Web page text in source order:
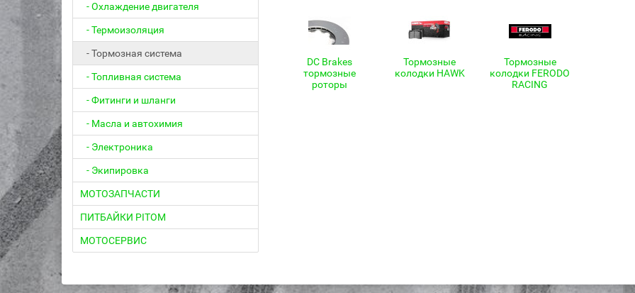
- Охлаждение двигателя
- Термоизоляция
- Тормозная система
- Топливная система
- Фитинги и шланги
- Масла и автохимия
- Электроника
- Экипировка
МОТОЗАПЧАСТИ
ПИТБАЙКИ PITOM
МОТОСЕРВИС
DC Brakes
тормозные
роторы
Тормозные
колодки HAWK
Тормозные
колодки FERODO
RACING